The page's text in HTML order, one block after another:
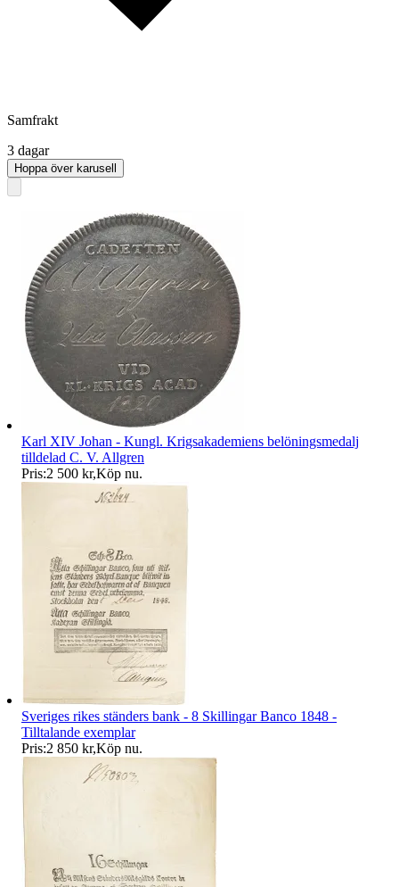
Samfrakt
3 dagar
Hoppa över karusell
Karl XIV Johan - Kungl. Krigsakademiens belöningsmedalj
tilldelad C. V. Allgren
Pris:2 500 kr,Köp nu.
Sveriges rikes ständers bank - 8 Skillingar Banco 1848 -
Tilltalande exemplar
Pris:2 850 kr,Köp nu.